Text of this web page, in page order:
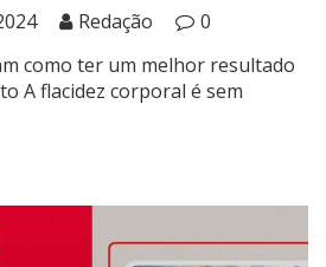
Redação
0
como ter um melhor resultado
A flacidez corporal é sem